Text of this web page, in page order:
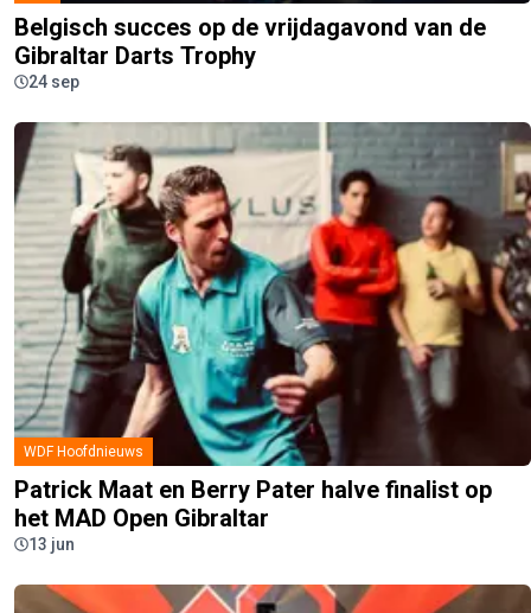
Belgisch succes op de vrijdagavond van de
Gibraltar Darts Trophy
24 sep
WDF Hoofdnieuws
Patrick Maat en Berry Pater halve finalist op
het MAD Open Gibraltar
13 jun